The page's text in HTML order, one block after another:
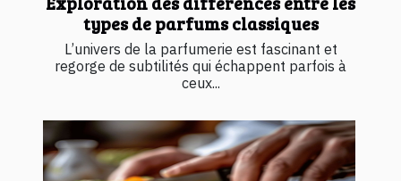
types de parfums classiques
L’univers de la parfumerie est fascinant et
regorge de subtilités qui échappent parfois à
ceux...